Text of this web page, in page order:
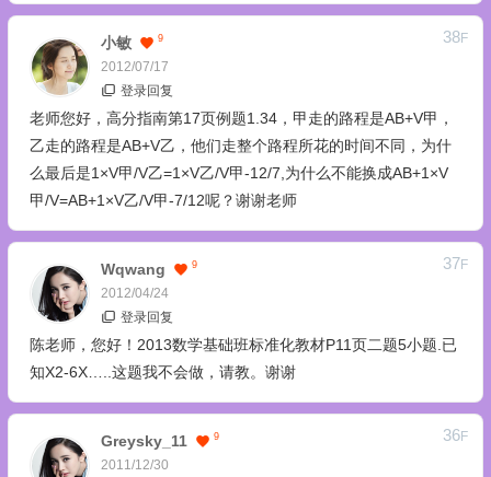
小敏 9
2012/07/17
38F
登录回复
老师您好，高分指南第17页例题1.34，甲走的路程是AB+V甲，
乙走的路程是AB+V乙，他们走整个路程所花的时间不同，为什
么最后是1×V甲/V乙=1×V乙/V甲-12/7,为什么不能换成AB+1×V
甲/V=AB+1×V乙/V甲-7/12呢？谢谢老师
Wqwang 9
2012/04/24
37F
登录回复
陈老师，您好！2013数学基础班标准化教材P11页二题5小题.已
知X2-6X…..这题我不会做，请教。谢谢
Greysky_11 9
2011/12/30
36F